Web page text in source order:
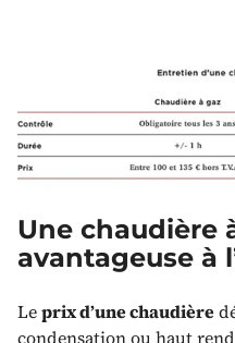
Une chaudière
avantageuse à
Leprix d’une chaudière
condensation ou haut